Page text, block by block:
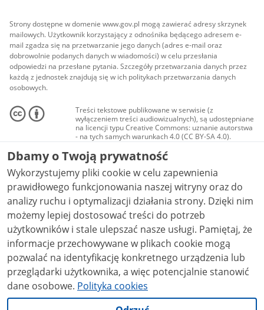
Strony dostępne w domenie www.gov.pl mogą zawierać adresy skrzynek
mailowych. Użytkownik korzystający z odnośnika będącego adresem e-
mail zgadza się na przetwarzanie jego danych (adres e-mail oraz
dobrowolnie podanych danych w wiadomości) w celu przesłania
odpowiedzi na przesłane pytania. Szczegóły przetwarzania danych przez
każdą z jednostek znajdują się w ich politykach przetwarzania danych
osobowych.
Treści tekstowe publikowane w serwisie (z
wyłączeniem treści audiowizualnych), są udostępniane
na licencji typu Creative Commons: uznanie autorstwa
- na tych samych warunkach 4.0 (CC BY-SA 4.0).
Materiały audiowizualne, w tym zdjęcia, materiały
audio i wideo, są udostępniane na licencji typu
Creative Commons: uznanie autorstwa użycie
niekomercyjne - bez utworów zależnych 4.0 (CC BY-
NC-ND 4.0), o ile nie jest to stwierdzone inaczej.
Dbamy o Twoją prywatność
Wykorzystujemy pliki cookie w celu zapewnienia
prawidłowego funkcjonowania naszej witryny oraz do
analizy ruchu i optymalizacji działania strony. Dzięki nim
możemy lepiej dostosować treści do potrzeb
użytkowników i stale ulepszać nasze usługi. Pamiętaj, że
informacje przechowywane w plikach cookie mogą
pozwalać na identyfikację konkretnego urządzenia lub
przeglądarki użytkownika, a więc potencjalnie stanowić
dane osobowe. Polityka cookies